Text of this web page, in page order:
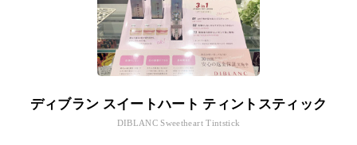
ディブラン スイートハート ティントスティック
DIBLANC Sweetheart Tintstick